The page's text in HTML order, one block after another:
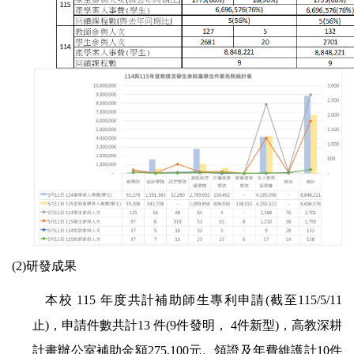
(2)研發成果
本校 115 年度共計補助師生專利申請(截至115/5/11
止) ，申請件數共計13件(9件發明， 4件新型)，高教深耕
計畫辦公室補助金額275,100元。領證及年費維護計10件